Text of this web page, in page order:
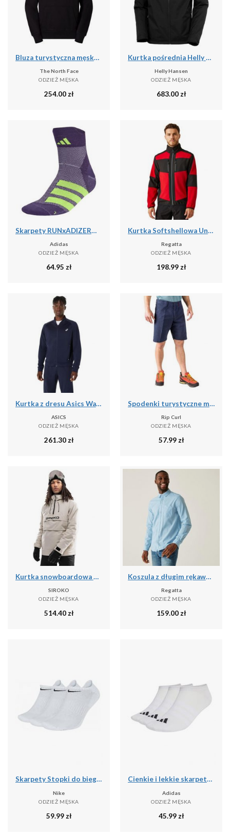
Bluza turystyczna męska The North Face M Simple Dome Hoodie
The North Face
ODZIEŻ MĘSKA
254.00zł
Kurtka pośrednia Helly Hansen Crew 2
Helly Hansen
ODZIEŻ MĘSKA
683.00zł
Skarpety RUNxADIZERO 1 Pair
Adidas
ODZIEŻ MĘSKA
64.95 zł
Kurtka Softshellowa Unisex Dla Dorosłych 2 Warstwy
Regatta
ODZIEŻ MĘSKA
198.99zł
Kurtka z dresu Asics Warm-Up
ASICS
ODZIEŻ MĘSKA
261.30zł
Spodenki turystyczne męskie Rip Curl Travellers Walkshort granatowe CWADD9 28
Rip Curl
ODZIEŻ MĘSKA
57.99zł
Kurtka snowboardowa męska W6 Eriz
SIROKO
ODZIEŻ MĘSKA
514.40zł
Koszula z długim rękawem Regatta Loran
Regatta
ODZIEŻ MĘSKA
159.00zł
Skarpety Stopki do biegania unisex Everyday Cushion No Show 3 pary
Nike
ODZIEŻ MĘSKA
59.99 zł
Cienkie i lekkie skarpetki niewidoczne adidas (x3)
Adidas
ODZIEŻ MĘSKA
45.99 zł